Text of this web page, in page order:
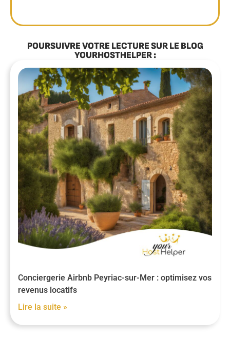
POURSUIVRE VOTRE LECTURE SUR LE BLOG
YOURHOSTHELPER :
Conciergerie Airbnb Peyriac-sur-Mer : optimisez vos
revenus locatifs
Lire la suite »